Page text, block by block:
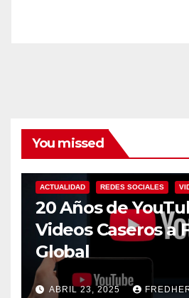
You missed
ACTUALIDAD REDES SOCIALES
20 Años de
Videos Caseros a
Global
ABRIL 23, 2025